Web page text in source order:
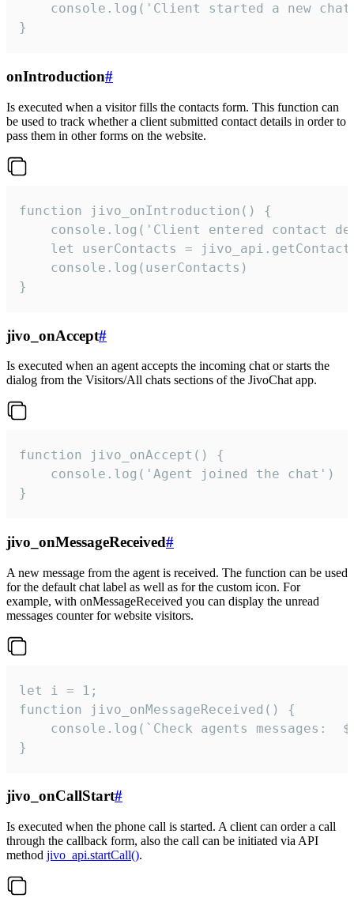
console.log('Client started a new
}
onIntroduction#
Is executed when a visitor fills the contacts form. This function can
be used to track whether a client submitted contact details in order to
pass them in other forms on the website.
function jivo_onIntroduction() {
console.log('Client entered contact
let userContacts =
    console.log(userContacts)
}
jivo_onAccept#
Is executed when an agent accepts the incoming chat or starts the
dialog from the Visitors/All chats sections of the JivoChat app.
function jivo_onAccept() {
}
jivo_onMessageReceived#
A new message from the agent is received. The function can be used
for the default chat label as well as for the custom icon. For
example, with onMessageReceived you can display the unread
messages counter for website visitors.
let i = 1;
function jivo_onMessageReceived() {
}
jivo_onCallStart#
Is executed when the phone call is started. A client can order a call
through the callback form, also the call can be initiated via API
method jivo_api.startCall().